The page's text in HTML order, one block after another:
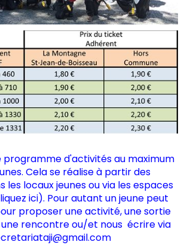
programme d'activités au maximum
Cela se réalise à partir des
les locaux jeunes ou via les espaces
ici). Pour autant un jeune peut
proposer une activité, une sortie
rencontre ou/et nous écrire via